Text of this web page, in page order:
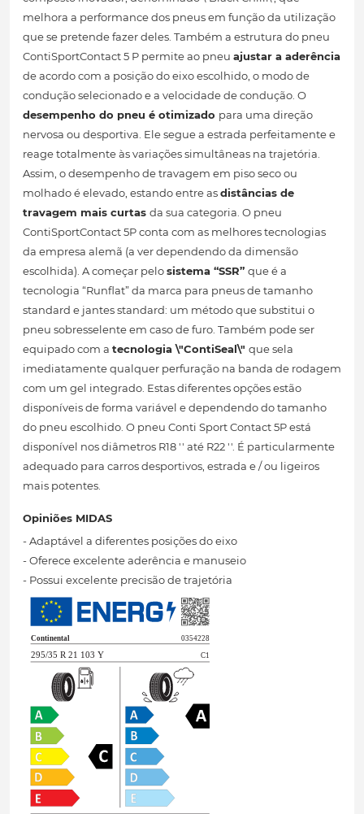
melhora a performance dos pneus em função da utilização
que se pretende fazer deles. Também a estrutura do pneu
ContiSportContact 5 P permite ao pneu ajustar a aderência
de acordo com a posição do eixo escolhido, o modo de
condução selecionado e a velocidade de condução. O
desempenho do pneu é otimizado para uma direção
nervosa ou desportiva. Ele segue a estrada perfeitamente e
reage totalmente às variações simultâneas na trajetória.
Assim, o desempenho de travagem em piso seco ou
molhado é elevado, estando entre asdistâncias de
travagem mais curtas da sua categoria. O pneu
ContiSportContact 5P conta com as melhores tecnologias
da empresa alemã (a ver dependendo da dimensão
escolhida). A começar pelosistema “SSR” que é a
tecnologia “Runflat” da marca para pneus de tamanho
standard e jantes standard: um método que substitui o
pneu sobresselente em caso de furo. Também pode ser
equipado com a tecnologia \"ContiSeal\" que sela
imediatamente qualquer perfuração na banda de rodagem
com um gel integrado. Estas diferentes opções estão
disponíveis de forma variável e dependendo do tamanho
do pneu escolhido. O pneu Conti Sport Contact 5P está
disponível nos diâmetros R18 '' até R22 ''. É particularmente
adequado para carros desportivos, estrada e / ou ligeiros
mais potentes.
Opiniões MIDAS
- Adaptável a diferentes posições do eixo
- Oferece excelente aderência e manuseio
- Possui excelente precisão de trajetória